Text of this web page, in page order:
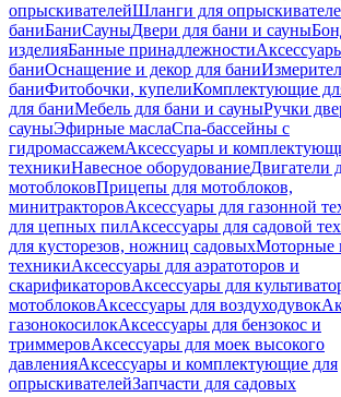
опрыскивателейШланги для
баниБаниСауныДвери для бани и сауны
изделияБанные принадлежности
баниОснащение и декор для бани
баниФитобочки, купелиКомплектующие
для баниМебель для бани и сауныРучки
сауныЭфирные маслаСпа-бассейны с
гидромассажемАксессуары и
техникиНавесное оборудованиеДвигатели
мотоблоковПрицепы для мотоблоков,
минитракторовАксессуары для газонной
для цепных пилАксессуары для садовой
для кусторезов, ножниц садовыхМоторные
техникиАксессуары для аэратоторов и
скарификаторовАксессуары для
мотоблоковАксессуары для воздуходувок
газонокосилокАксессуары для бензокос и
триммеровАксессуары для моек высокого
давленияАксессуары и комплектующие для
опрыскивателейЗапчасти для садовых